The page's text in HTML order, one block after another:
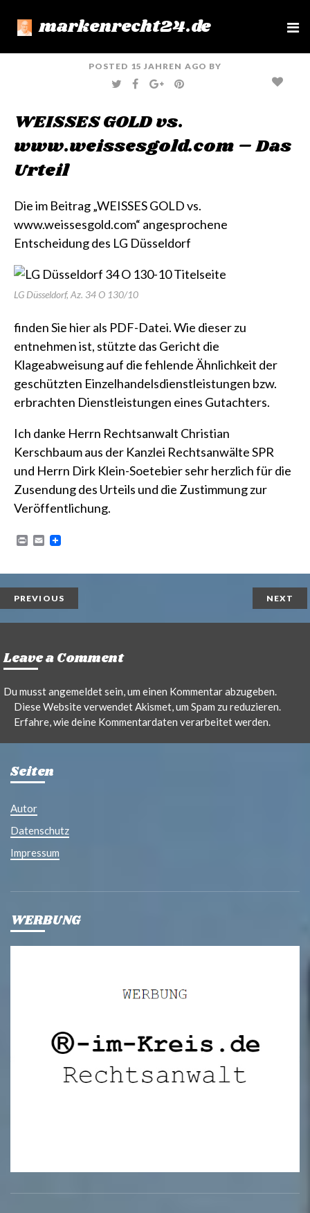
markenrecht24.de
e
POSTED 15 JAHREN AGO BY
T
W
T
E
F
A
B
O
G
O
L
E
P
I
R
S
T
WEISSES GOLD vs.
www.weissesgold.com – Das
Urteil
Die im Beitrag„WEISSES GOLD vs.
www.weissesgold.com“ angesprochene
Entscheidung des LG Düsseldorf
LG Düsseldorf, Az. 34 O 130/10
finden Sie hier als PDF-Datei. Wie dieser zu
entnehmen ist, stützte das Gericht die
Klageabweisung auf die fehlende Ähnlichkeit der
geschützten Einzelhandelsdienstleistungen bzw.
erbrachten Dienstleistungen eines Gutachters.
Ich danke Herrn Rechtsanwalt Christian
Kerschbaum aus der Kanzlei Rechtsanwälte SPR
und Herrn Dirk Klein-Soetebiersehr herzlich für die
Zusendung des Urteils und die Zustimmung zur
Veröffentlichung.
P
n
t
E
i
l
PREVIOUS NEXT
Leave a Comment
Du musstangemeldetsein, um einen Kommentar abzugeben.
Diese Website verwendet Akismet, um Spam zu reduzieren.
Erfahre, wie deine Kommentardaten verarbeitet werden.
Seiten
Autor
Datenschutz
Impressum
WERBUNG